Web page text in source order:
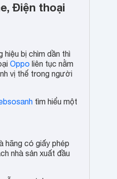
Điện thoại
hiệu bị chìm dần thì
Oppo liên tục nằm
vị thế trong người
tìm hiểu một
hãng có giấy phép
nhà sản xuất đầu